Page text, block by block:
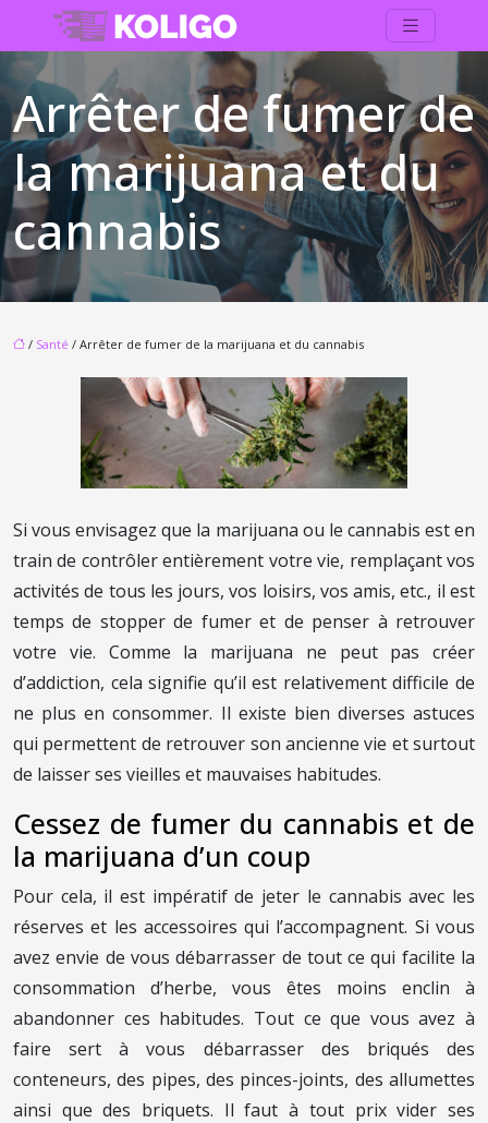
Arrêter de fumer de
la marijuana et du
cannabis
/ Santé / Arrêter de fumer de la marijuana et du cannabis
Si vous envisagez que la marijuana ou le cannabis est en
train de contrôler entièrement votre vie, remplaçant vos
activités de tous les jours, vos loisirs, vos amis, etc., il est
temps de stopper de fumer et de penser à retrouver
votre vie. Comme la marijuana ne peut pas créer
d’addiction, cela signifie qu’il est relativement difficile de
ne plus en consommer. Il existe bien diverses astuces
qui permettent de retrouver son ancienne vie et surtout
de laisser ses vieilles et mauvaises habitudes.
Cessez de fumer du cannabis et de
la marijuana d’un coup
Pour cela, il est impératif de jeter le cannabis avec les
réserves et les accessoires qui l’accompagnent. Si vous
avez envie de vous débarrasser de tout ce qui facilite la
consommation d’herbe, vous êtes moins enclin à
abandonner ces habitudes. Tout ce que vous avez à
faire sert à vous débarrasser des briqués des
conteneurs, des pipes, des pinces-joints, des allumettes
ainsi que des briquets. Il faut à tout prix vider ses